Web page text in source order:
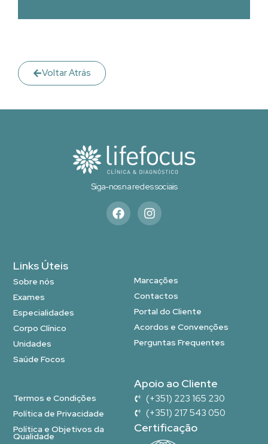
Voltar Atrás
Siga-nos na redes sociais
Links Úteis
Sobre nós
Exames
Especialidades
Corpo Clínico
Unidades
Saúde Focos
Marcações
Contactos
Portal do Cliente
Acordos e Convenções
Perguntas Frequentes
Termos e Condições
Política de Privacidade
Política e Objetivos da
Qualidade
Apoio ao Cliente
(+351) 223 165 230
(+351) 217 543 050
Certificação